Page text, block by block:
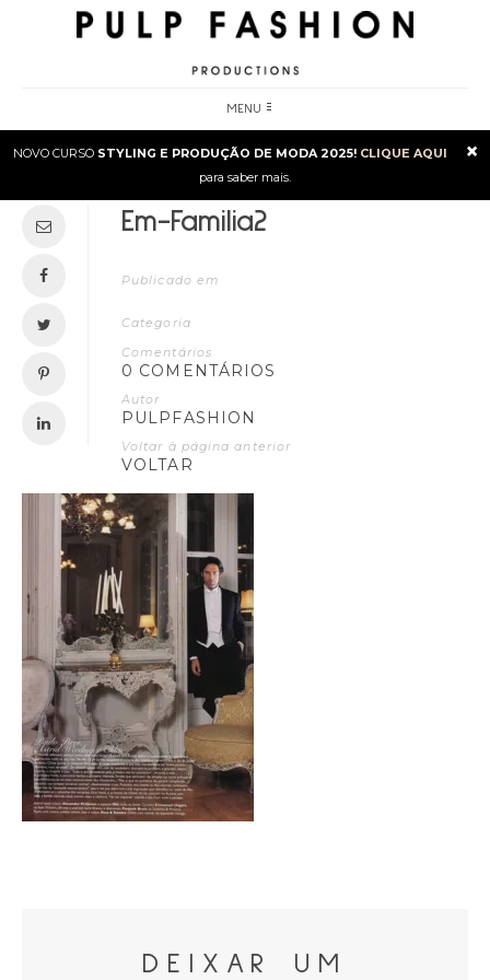
MENU
×
NOVO CURSO STYLING E PRODUÇÃO DE MODA 2025! CLIQUE AQUI
para saber mais.
Em-Familia2
Publicado em
Categoria
Comentários
0 COMENTÁRIOS
Autor
PULPFASHION
Voltar à página anterior
VOLTAR
DEIXAR UM